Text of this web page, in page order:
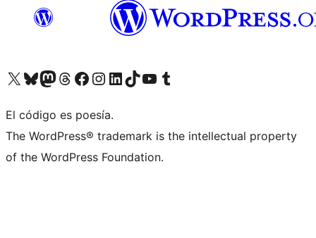
Visita nuestra cuenta de X (anteriormente Twitter)
Visita nuestra cuenta de Bluesky
Visita nuestra cuenta de Mastodon
Visita nuestra cuenta de Threads
Visita nuestra página de Facebook
Visita nuestra cuenta de Instagram
Visita nuestra cuenta de LinkedIn
Visita nuestra cuenta de TikTok
Visita nuestro canal de YouTube
Visita nuestra cuenta de Tumblr
El código es poesía.
The WordPress® trademark is the intellectual property
of the WordPress Foundation.